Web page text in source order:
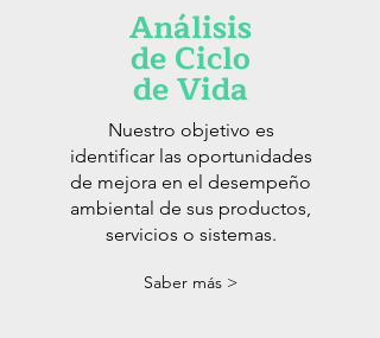
Análisis
de Ciclo
de Vida
Nuestro objetivo es
identificar las oportunidades
de mejora en el desempeño
ambiental de sus productos,
servicios o sistemas.
Saber más >